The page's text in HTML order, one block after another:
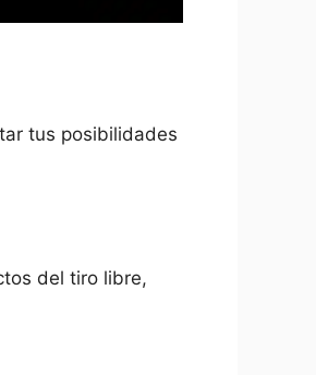
tus posibilidades
del tiro libre,